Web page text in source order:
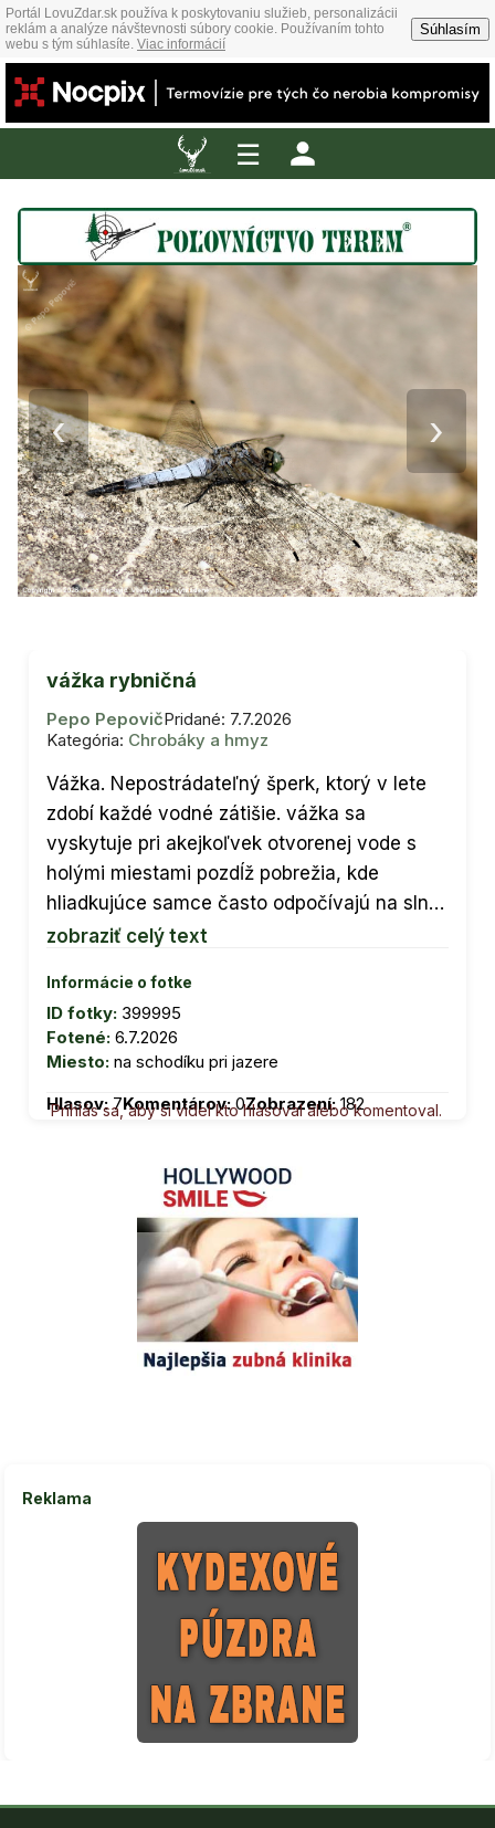
Portál LovuZdar.sk používa k poskytovaniu služieb, personalizácii
reklám a analýze návštevnosti súbory cookie. Používaním tohto
webu s tým súhlasíte. Viac informácií
Súhlasím
☰
‹ ›
vážka rybničná
Pepo PepovičPridané: 7.7.2026
Kategória: Chrobáky a hmyz
Vážka. Nepostrádateľný šperk, ktorý v lete
zdobí každé vodné zátišie. vážka sa
vyskytuje pri akejkoľvek otvorenej vode s
holými miestami pozdĺž pobrežia, kde
hliadkujúce samce často odpočívajú na sln…
zobraziť celý text
Informácie o fotke
ID fotky: 399995
Fotené: 6.7.2026
Miesto: na schodíku pri jazere
Hlasov: 7Komentárov:0Zobrazení:182
Prihlás sa, aby si videl kto hlasoval alebo komentoval.
Reklama